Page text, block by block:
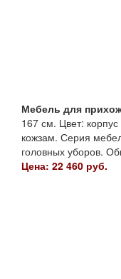
Мебель для
167 см. Цвет:
кожзам. Серия
головных уборов.
Цена: 22 460 руб.